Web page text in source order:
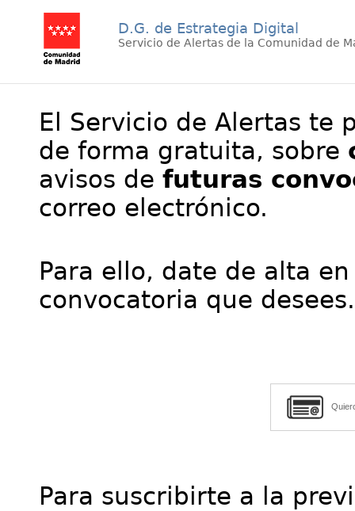
D.G. de Estrategia Digital
Servicio de Alertas de la Comunidad de
El Servicio de Alertas te
de forma gratuita, sobre
avisos de futuras
correo electrónico.
Para ello, date de alta
convocatoria que desees.
Para suscribirte a la